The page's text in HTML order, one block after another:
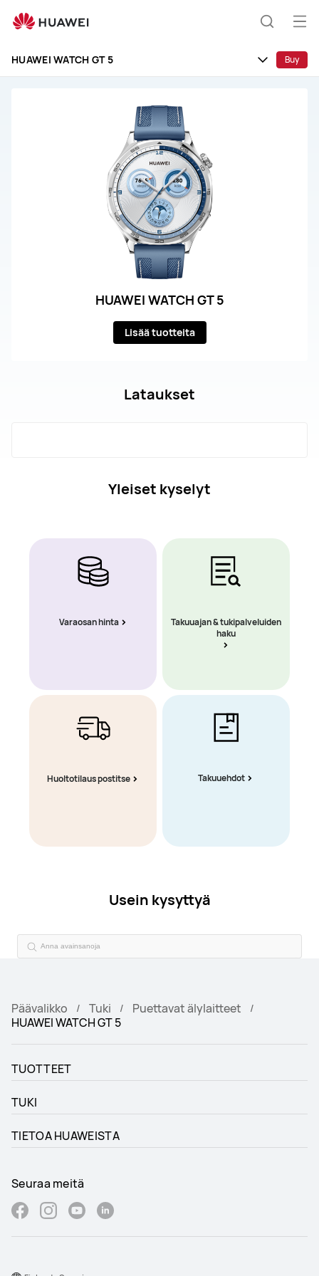
WATCH
HUAWEI WATCH GT 5 Buy
HUAWEI WATCH GT 5
Lisää tuotteita
Lataukset
Yleiset kyselyt
Varaosan hinta
Takuuajan & tukipalveluiden
haku
Huoltotilaus postitse Takuuehdot
Usein kysyttyä
Päävalikko Tuki
Puettavat älylaitteet
HUAWEI WATCH GT 5
TUOTTEET
TUKI
TIETOA HUAWEISTA
Seuraa meitä